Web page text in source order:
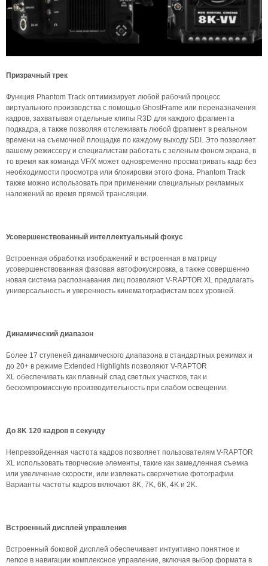
Призрачный трек
Функция Phantom Track оптимизирует любой рабочий процесс
виртуального производства с помощью GhostFrame или переназначения
кадров, захватывая отдельные клипы R3D для каждого фрагмента
подкадра, а также позволяя отслеживать любой фрагмент в реальном
времени на съемочной площадке по каждому выходу SDI. Это позволяет
вашему режиссеру и специалистам работать с зеленым фоном экрана, в
то время как команда VF/X может одновременно просматривать кадр без
необходимости просмотра или блокировки этого фона. Phantom Track
также можно использовать при применении специальных рекламных
наложений во время прямой трансляции.
Усовершенствованный интеллектуальный фокус
Встроенная обработка изображений и встроенная в матрицу
усовершенствованная фазовая автофокусировка, а также совершенно
новая система распознавания лиц позволяют V-RAPTOR XL предлагать
универсальность и уверенность кинематографистам всех уровней.
Динамический диапазон
Более 17 ступеней динамического диапазона в стандартных режимах и
до 20+ в режиме Extended Highlights позволяют V-RAPTOR
XL обеспечивать как плавный спад светлых участков, так и
бескомпромиссную производительность при слабом освещении.
До 8K 120 кадров в секунду
Непревзойденная частота кадров позволяет пользователям V-RAPTOR
XL использовать творческие элементы, такие как замедленная съемка
или увеличение скорости, или извлекать сверхчеткие фотографии.
Варианты частоты кадров включают 8K, 7K, 6K, 4K и 2K.
Встроенный дисплей управления
Встроенный боковой дисплей обеспечивает интуитивно понятное и
легкое в навигации комплексное управление, включая выбор формата в